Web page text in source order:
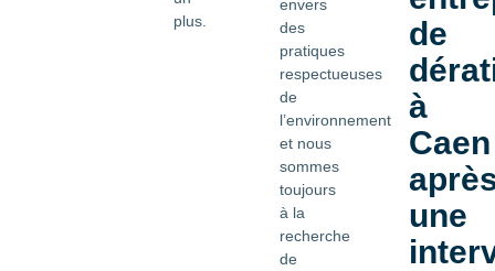
plus.
envers
des
pratiques
respectueuses
de
l’environnement
et nous
sommes
toujours
à la
recherche
de
de
à
Caen
une